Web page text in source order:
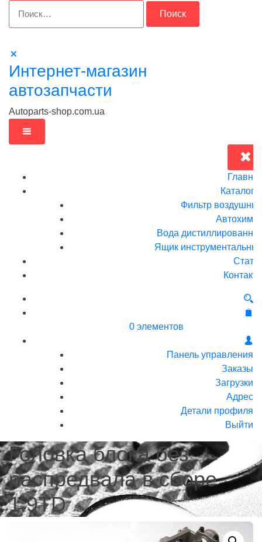
Интернет-магазин
автозапчасти
Autoparts-shop.com.ua
Каталог
Фильтр
Вода
Ящик
0 элементов
Панель управления
Заказы
Загрузки
Адрес
Детали профиля
Выйти
Головка блока без
распредвала в сборе
1.9TD